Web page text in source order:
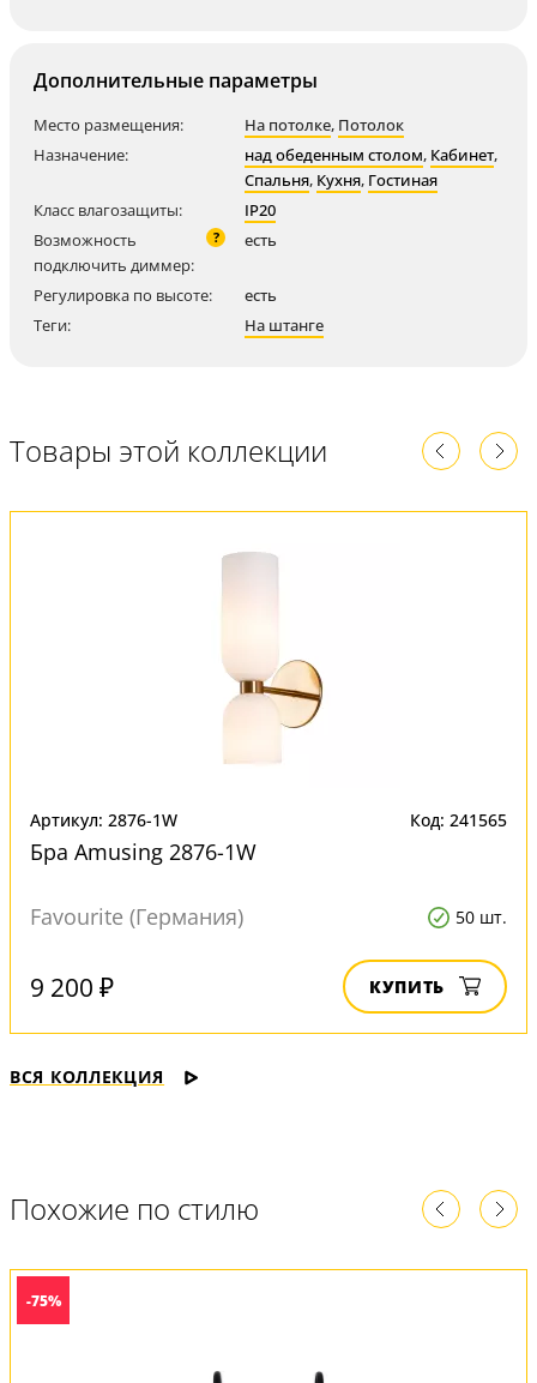
Дополнительные параметры
Место размещения: На потолке, Потолок
Назначение:
над обеденным столом, Кабинет,
Спальня, Кухня, Гостиная
Класс влагозащиты:
IP20
Возможность
подключить диммер:
? есть
Регулировка по высоте:
есть
Теги:
На штанге
Товары этой коллекции
Артикул: 2876-1W Код: 241565
Бра Amusing 2876-1W
Favourite (Германия) 50 шт.
9 200 ₽ КУПИТЬ
ВСЯ КОЛЛЕКЦИЯ
Похожие по стилю
-75%